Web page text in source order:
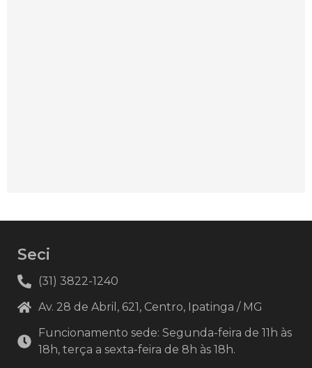
Seci
(31) 3822-1240
Av. 28 de Abril, 621, Centro, Ipatinga / MG
Funcionamento sede: Segunda-feira de 11h às
18h, terça a sexta-feira de 8h às 18h.